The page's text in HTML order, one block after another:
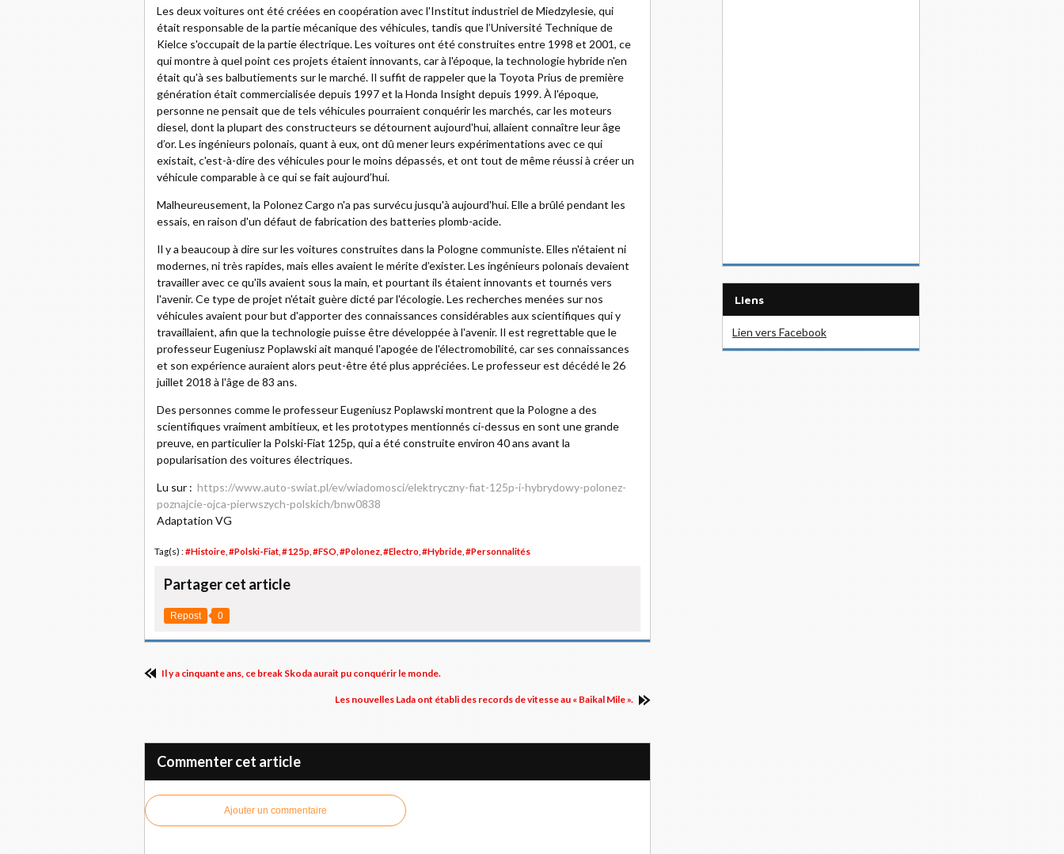
Les deux voitures ont été créées en coopération avec l'Institut industriel de Miedzylesie, qui
était responsable de la partie mécanique des véhicules, tandis que l’Université Technique de
Kielce s'occupait de la partie électrique. Les voitures ont été construites entre 1998 et 2001, ce
qui montre à quel point ces projets étaient innovants, car à l'époque, la technologie hybride n'en
était qu'à ses balbutiements sur le marché. Il suffit de rappeler que la Toyota Prius de première
génération était commercialisée depuis 1997 et la Honda Insight depuis 1999. À l'époque,
personne ne pensait que de tels véhicules pourraient conquérir les marchés, car les moteurs
diesel, dont la plupart des constructeurs se détournent aujourd'hui, allaient connaître leur âge
d’or. Les ingénieurs polonais, quant à eux, ont dû mener leurs expérimentations avec ce qui
existait, c'est-à-dire des véhicules pour le moins dépassés, et ont tout de même réussi à créer un
véhicule comparable à ce qui se fait aujourd’hui.
Malheureusement, la Polonez Cargo n'a pas survécu jusqu'à aujourd'hui. Elle a brûlé pendant les
essais, en raison d'un défaut de fabrication des batteries plomb-acide.
Il y a beaucoup à dire sur les voitures construites dans la Pologne communiste. Elles n'étaient ni
modernes, ni très rapides, mais elles avaient le mérite d’exister. Les ingénieurs polonais devaient
travailler avec ce qu'ils avaient sous la main, et pourtant ils étaient innovants et tournés vers
l'avenir. Ce type de projet n'était guère dicté par l'écologie. Les recherches menées sur nos
véhicules avaient pour but d'apporter des connaissances considérables aux scientifiques qui y
travaillaient, afin que la technologie puisse être développée à l'avenir. Il est regrettable que le
professeur Eugeniusz Poplawski ait manqué l'apogée de l'électromobilité, car ses connaissances
et son expérience auraient alors peut-être été plus appréciées. Le professeur est décédé le 26
juillet 2018 à l'âge de 83 ans.
Des personnes comme le professeur Eugeniusz Poplawski montrent que la Pologne a des
scientifiques vraiment ambitieux, et les prototypes mentionnés ci-dessus en sont une grande
preuve, en particulier la Polski-Fiat 125p, qui a été construite environ 40 ans avant la
popularisation des voitures électriques.
Lu sur : https://www.auto-swiat.pl/ev/wiadomosci/elektryczny-fiat-125p-i-hybrydowy-polonez-
poznajcie-ojca-pierwszych-polskich/bnw0838
Adaptation VG
Tag(s) : #Histoire #Polski-Fiat #125p #FSO #Polonez #Electro #Hybride #Personnalités
Partager cet article
Repost 0
Il y a cinquante ans, ce break Skoda aurait pu conquérir le monde.
Les nouvelles Lada ont établi des records de vitesse au « Baikal Mile ».
Commenter cet article
Ajouter un commentaire
Liens
Lien vers Facebook